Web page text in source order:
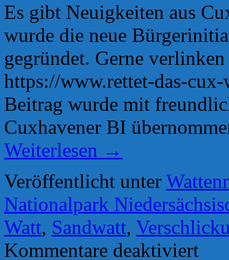
Es gibt Neuigkeiten aus
wurde die neue
gegründet. Gerne
https://www.rettet-das-cux-
Beitrag wurde mit
Cuxhavener BI
Weiterlesen →
Veröffentlicht unter
Nationalpark
Watt, Sandwatt,
Kommentare deaktiviert